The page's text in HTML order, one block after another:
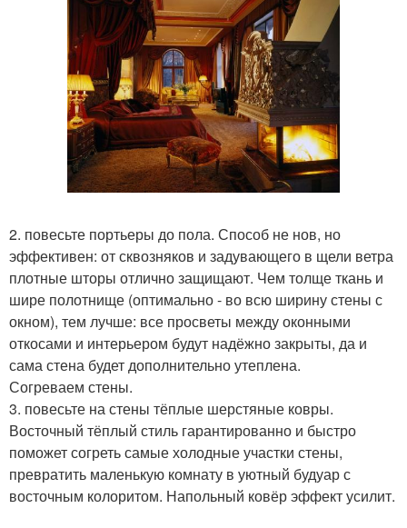
2. повесьте портьеры до пола. Способ не нов, но
эффективен: от сквозняков и задувающего в щели ветра
плотные шторы отлично защищают. Чем толще ткань и
шире полотнище (оптимально - во всю ширину стены с
окном), тем лучше: все просветы между оконными
откосами и интерьером будут надёжно закрыты, да и
сама стена будет дополнительно утеплена.
Согреваем стены.
3. повесьте на стены тёплые шерстяные ковры.
Восточный тёплый стиль гарантированно и быстро
поможет согреть самые холодные участки стены,
превратить маленькую комнату в уютный будуар с
восточным колоритом. Напольный ковёр эффект усилит.